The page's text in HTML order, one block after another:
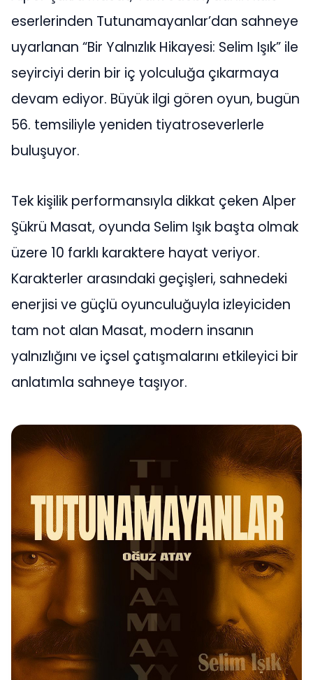
eserlerinden Tutunamayanlar’dan sahneye
uyarlanan “Bir Yalnızlık Hikayesi: Selim Işık” ile
seyirciyi derin bir iç yolculuğa çıkarmaya
devam ediyor. Büyük ilgi gören oyun, bugün
56. temsiliyle yeniden tiyatroseverlerle
buluşuyor.
Tek kişilik performansıyla dikkat çeken Alper
Şükrü Masat, oyunda Selim Işık başta olmak
üzere 10 farklı karaktere hayat veriyor.
Karakterler arasındaki geçişleri, sahnedeki
enerjisi ve güçlü oyunculuğuyla izleyiciden
tam not alan Masat, modern insanın
yalnızlığını ve içsel çatışmalarını etkileyici bir
anlatımla sahneye taşıyor.